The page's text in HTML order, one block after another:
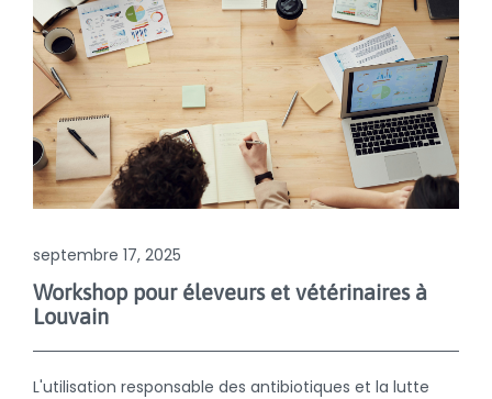
septembre 17, 2025
Workshop pour éleveurs et vétérinaires à
Louvain
L'utilisation responsable des antibiotiques et la lutte